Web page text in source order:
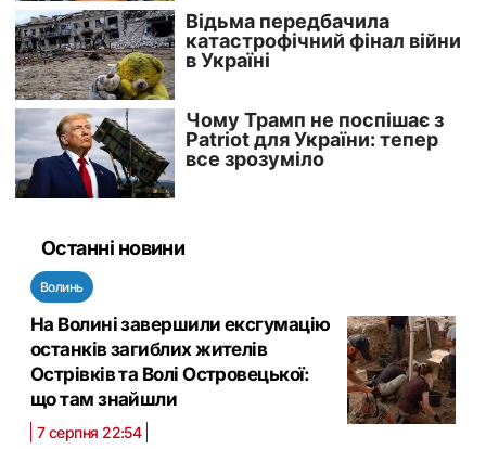
Останні новини
Волинь
На Волині завершили ексгумацію
останків загиблих жителів
Острівків та Волі Островецької:
що там знайшли
7 серпня 22:54